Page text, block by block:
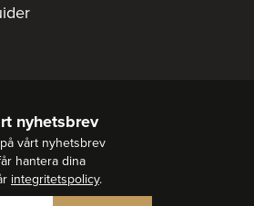
nyhetsbrev
vårt nyhetsbrev
hantera dina
integritetspolicy.